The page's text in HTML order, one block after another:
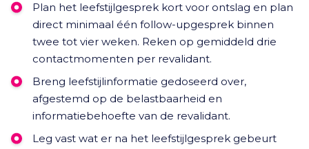
Plan het leefstijlgesprek kort voor ontslag en plan
direct minimaal één follow-upgesprek binnen
twee tot vier weken. Reken op gemiddeld drie
contactmomenten per revalidant.
Breng leefstijlinformatie gedoseerd over,
afgestemd op de belastbaarheid en
informatiebehoefte van de revalidant.
Leg vast wat er na het leefstijlgesprek gebeurt